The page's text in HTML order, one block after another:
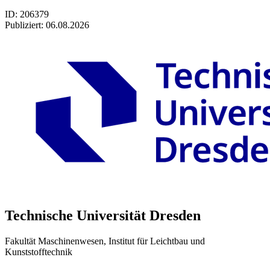
ID: 206379
Publiziert: 06.08.2026
Technische Universität Dresden
Fakultät Maschinenwesen, Institut für Leichtbau und
Kunststofftechnik